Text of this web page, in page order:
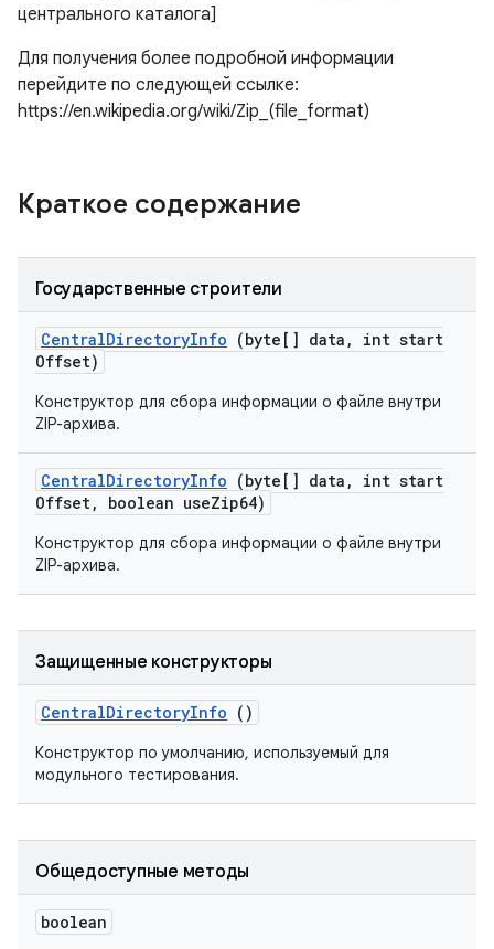
центрального каталога]
Для получения более подробной информации
перейдите по следующей ссылке:
https://en.wikipedia.org/wiki/Zip_(file_format)
Краткое содержание
Государственные строители
CentralDirectoryInfo (byte[] data ,
int start
Offset)
Конструктор для сбора информации о файле внутри
ZIP-архива.
CentralDirectoryInfo (byte[] data ,
int start
Offset, boolean useZip64)
Конструктор для сбора информации о файле внутри
ZIP-архива.
Защищенные конструкторы
CentralDirectoryInfo ()
Конструктор по умолчанию, используемый для
модульного тестирования.
Общедоступные методы
boolean